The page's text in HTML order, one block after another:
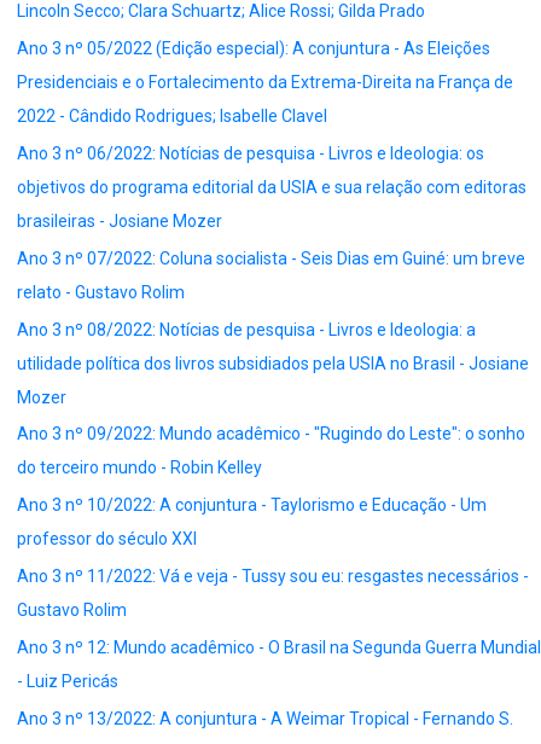
Lincoln Secco; Clara Schuartz; Alice Rossi; Gilda Prado
Ano 3 nº 05/2022 (Edição especial): A conjuntura - As Eleições
Presidenciais e o Fortalecimento da Extrema-Direita na França de
2022 - Cândido Rodrigues; Isabelle Clavel
Ano 3 nº 06/2022: Notícias de pesquisa - Livros e Ideologia: os
objetivos do programa editorial da USIA e sua relação com editoras
brasileiras - Josiane Mozer
Ano 3 nº 07/2022: Coluna socialista - Seis Dias em Guiné: um breve
relato - Gustavo Rolim
Ano 3 nº 08/2022: Notícias de pesquisa - Livros e Ideologia: a
utilidade política dos livros subsidiados pela USIA no Brasil - Josiane
Mozer
Ano 3 nº 09/2022: Mundo acadêmico - "Rugindo do Leste": o sonho
do terceiro mundo - Robin Kelley
Ano 3 nº 10/2022: A conjuntura - Taylorismo e Educação - Um
professor do século XXI
Ano 3 nº 11/2022: Vá e veja - Tussy sou eu: resgastes necessários -
Gustavo Rolim
Ano 3 nº 12: Mundo acadêmico - O Brasil na Segunda Guerra Mundial
- Luiz Pericás
Ano 3 nº 13/2022: A conjuntura - A Weimar Tropical - Fernando S.